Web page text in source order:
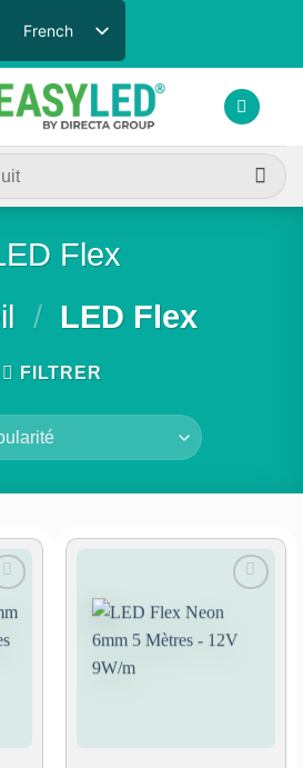
French
Flex
/ LED Flex
FILTRER
à la liste
de
souhaits